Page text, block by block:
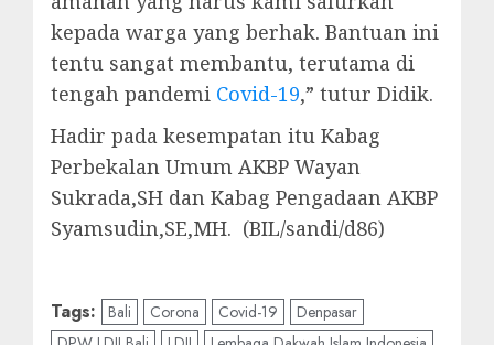
kepada warga yang berhak. Bantuan ini
tentu sangat membantu, terutama di
tengah pandemi Covid-19,” tutur Didik.
Hadir pada kesempatan itu Kabag
Perbekalan Umum AKBP Wayan
Sukrada,SH dan Kabag Pengadaan AKBP
Syamsudin,SE,MH. (BIL/sandi/d86)
Tags: Bali Corona Covid-19
Denpasar